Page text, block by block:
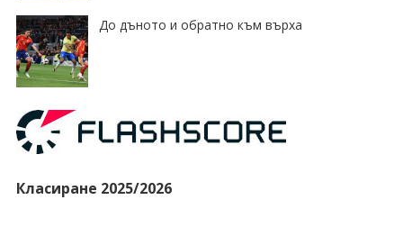
До дъното и обратно към върха
Класиране 2025/2026